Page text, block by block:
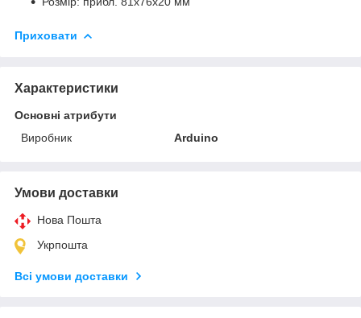
Приховати
Характеристики
Основні атрибути
Виробник
Arduino
Умови доставки
Нова Пошта
Укрпошта
Всі умови доставки